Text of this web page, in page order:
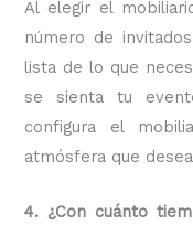
Al elegir el
número de
lista de lo que
se sienta tu
configura el
atmósfera que
4. ¿Con cuánto